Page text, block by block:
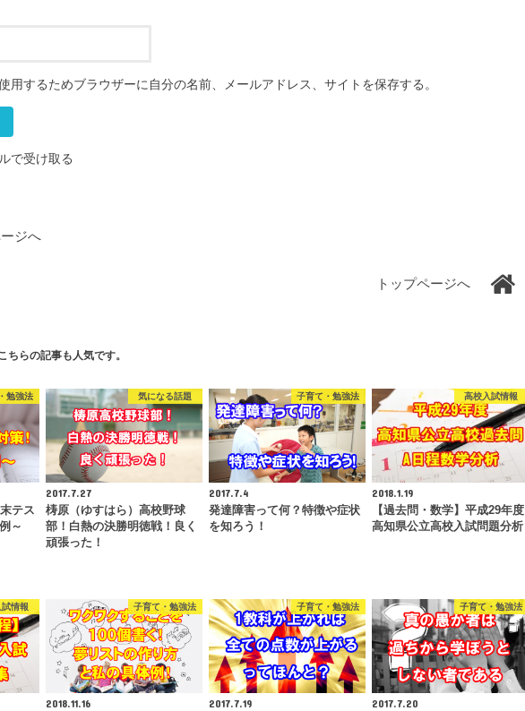
用するためブラウザーに自分の名前、メールアドレス、サイトを保存する。
で受け取る
ジへ
トップページへ
ちらの記事も人気です。
勉強法
テス
～
気になる話題
2017.7.27
梼原（ゆすはら）高校野球
部！白熱の決勝明徳戦！良く
頑張った！
子育て・勉強法
2017.7.4
発達障害って何？特徴や症状
を知ろう！
高校入試情報
2018.1.19
【過去問・数学】平成29年度
高知県公立高校入試問題分析
情報 子育て・勉強法
2018.11.16
子育て・勉強法
2017.7.19
子育て・勉強法
2017.7.20